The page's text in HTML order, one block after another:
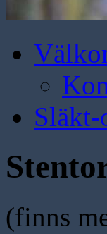
Släkt-
(finns